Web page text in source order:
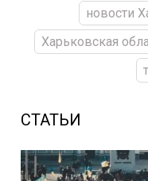
новости
Харьковская
СТАТЬИ